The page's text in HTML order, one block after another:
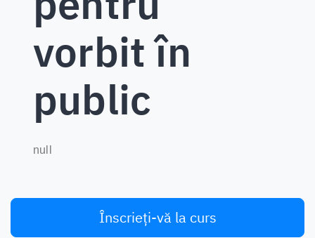
vorbit în
public
null
Înscrieți-vă la curs